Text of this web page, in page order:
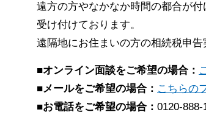
遠方の方やなかなか時間の都合が
受け付けております。
遠隔地にお住まいの方の相続税申
■オンライン面談をご希望の場合：
■メールをご希望の場合： こちらの
■お電話をご希望の場合： 0120-888-